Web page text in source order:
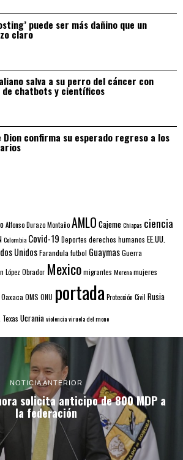
puede ser más dañino que un
claro
salva a su perro del cáncer con
de chatbots y científicos
Dion confirma su esperado regreso a los
Alfonso Durazo MontañoAMLO CajemeChiapas ciencia
Colombia Covid-19 Deportes derechos humanos EE.UU.
UnidosFarandulafutbol GuaymasGuerra
López Obrador Mexicomigrantes Morenamujeres
Oaxaca OMS ONU portada Protección Civil Rusia
Texas Ucraniaviolenciaviruela del mono
NOTICIA ANTERIOR
solicita anticipo de 800 MDP a
la federación